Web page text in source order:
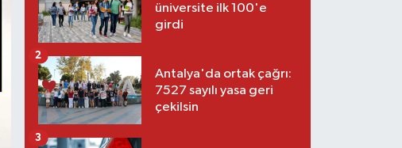
üniversite ilk 100'e
girdi
Antalya'da ortak çağrı:
7527 sayılı yasa geri
çekilsin
2
3